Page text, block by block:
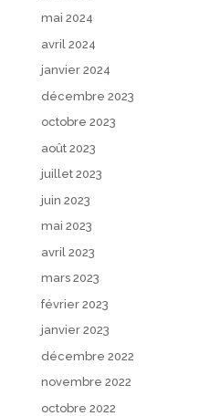
mai 2024
avril 2024
janvier 2024
décembre 2023
octobre 2023
août 2023
juillet 2023
juin 2023
mai 2023
avril 2023
mars 2023
février 2023
janvier 2023
décembre 2022
novembre 2022
octobre 2022